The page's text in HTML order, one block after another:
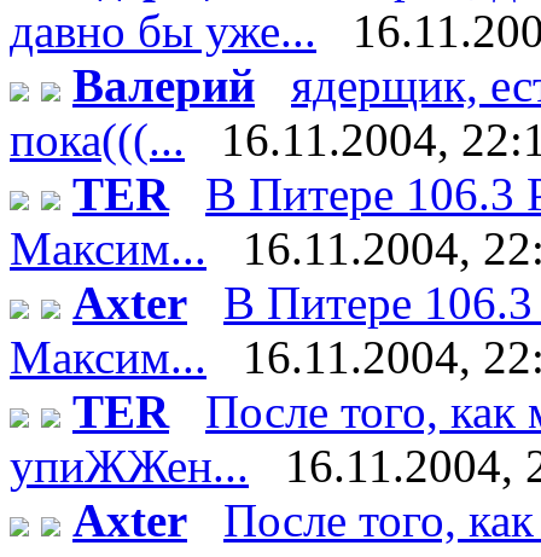
давно бы уже...
Валерий
ядерщик,
пока(((...
16.11.2004,
TER
В Питере 106.3
Максим...
16.11.2004,
Axter
В Питере
Максим...
16.11.2004,
TER
После того,
упиЖЖен...
16.11.2004,
Axter
После того,